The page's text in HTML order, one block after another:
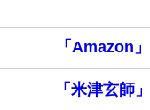
「Amazon」
「米津玄師」